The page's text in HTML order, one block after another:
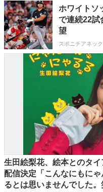
ホワイトソ
で連続22
望
スポニチアネッ
生田絵梨花、絵本とのタイ
配信決定「こんなにもに
るとは思いませんでした。